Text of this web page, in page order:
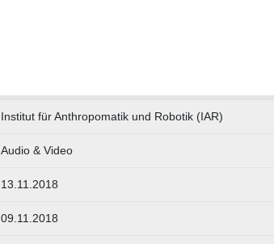
Institut für Anthropomatik und Robotik (IAR)
Audio & Video
13.11.2018
09.11.2018